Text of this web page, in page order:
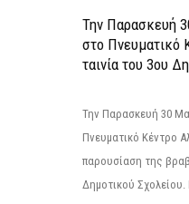
Την Παρασκευή
στο Πνευματικό
ταινία του 3ου
Την Παρασκευή 30
Πνευματικό Κέντρο
παρουσίαση της
Δημοτικού Σχολείου.